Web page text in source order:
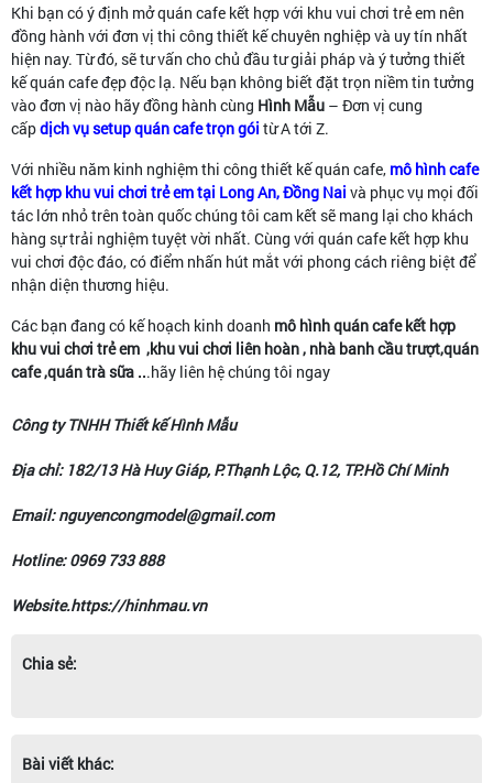
Khi bạn có ý định mở quán cafe kết hợp với khu vui chơi trẻ em nên
đồng hành với đơn vị thi công thiết kế chuyên nghiệp và uy tín nhất
hiện nay. Từ đó, sẽ tư vấn cho chủ đầu tư giải pháp và ý tưởng thiết
kế quán cafe đẹp độc lạ. Nếu bạn không biết đặt trọn niềm tin tưởng
vào đơn vị nào hãy đồng hành cùng Hình Mẫu – Đơn vị cung
cấpdịch vụ setup quán cafe trọn gói từ A tới Z.
Với nhiều năm kinh nghiệm thi công thiết kế quán cafe, mô hình cafe
kết hợp khu vui chơi trẻ em tại Long An, Đồng Nai và phục vụ mọi đối
tác lớn nhỏ trên toàn quốc chúng tôi cam kết sẽ mang lại cho khách
hàng sự trải nghiệm tuyệt vời nhất. Cùng với quán cafe kết hợp khu
vui chơi độc đáo, có điểm nhấn hút mắt với phong cách riêng biệt để
nhận diện thương hiệu.
Các bạn đang có kế hoạch kinh doanh mô hìnhquán cafe kết hợp
khu vui chơi trẻ em ,khu vui chơi liên hoàn , nhà banh cầu trượt,quán
cafe ,quán trà sữa ...hãy liên hệ chúng tôi ngay
Công ty TNHH Thiết kế Hình Mẫu
Địa chỉ: 182/13 Hà Huy Giáp, P.Thạnh Lộc, Q.12, TP.Hồ Chí Minh
Email: nguyencongmodel@gmail.com
Hotline: 0969 733 888
Website.https://hinhmau.vn
Chia sẻ:
Bài viết khác: